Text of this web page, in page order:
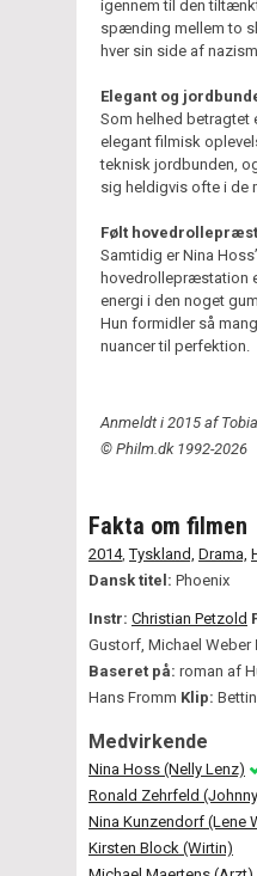
igennem til den
spænding mellem to
hver sin side af
Elegant og
Som helhed betragtet
elegant filmisk
teknisk jordbunden,
sig heldigvis ofte i de
Følt
Samtidig er Nina
hovedrollepræstation
energi i den noget
Hun formidler så
nuancer til perfektion.
Anmeldt i 2015 af
© Philm.dk 1992-2026
Fakta om filmen
2014,Tyskland, Drama,
Dansk titel: Phoenix
Instr: Christian Petzold
Gustorf, Michael Weber
Baseret på: roman af
Hans Fromm Klip:
Medvirkende
Nina Hoss (Nelly Lenz)
Ronald Zehrfeld
Nina Kunzendorf (Lene
Kirsten Block (Wirtin)